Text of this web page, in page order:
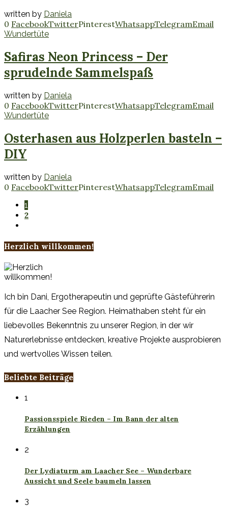
written by Daniela
0 FacebookTwitterPinterestWhatsappTelegramEmail
Wundertüte
Safiras Neon Princess – Der
sprudelnde Sammelspaß
written by Daniela
0 FacebookTwitterPinterestWhatsappTelegramEmail
Wundertüte
Osterhasen aus Holzperlen basteln –
DIY
written by Daniela
0 FacebookTwitterPinterestWhatsappTelegramEmail
1
2
Herzlich willkommen!
Ich bin Dani, Ergotherapeutin und geprüfte Gästeführerin
für die Laacher See Region. Heimathaben steht für ein
liebevolles Bekenntnis zu unserer Region, in der wir
Naturerlebnisse entdecken, kreative Projekte ausprobieren
und wertvolles Wissen teilen.
Beliebte Beiträge
1
Passionsspiele Rieden – Im Bann der alten
Erzählungen
2
Der Lydiaturm am Laacher See – Wunderbare
Aussicht und Seele baumeln lassen
3